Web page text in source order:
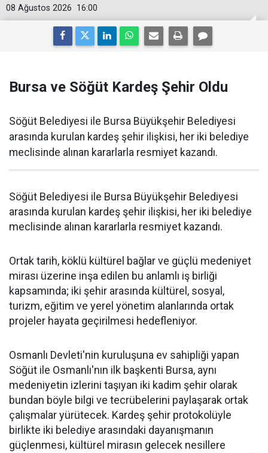
16:00
08 Ağustos 2026
Bursa ve Söğüt Kardeş Şehir Oldu
Söğüt Belediyesi ile Bursa Büyükşehir Belediyesi
arasında kurulan kardeş şehir ilişkisi, her iki belediye
meclisinde alınan kararlarla resmiyet kazandı.
Söğüt Belediyesi ile Bursa Büyükşehir Belediyesi
arasında kurulan kardeş şehir ilişkisi, her iki belediye
meclisinde alınan kararlarla resmiyet kazandı.
Ortak tarih, köklü kültürel bağlar ve güçlü medeniyet
mirası üzerine inşa edilen bu anlamlı iş birliği
kapsamında; iki şehir arasında kültürel, sosyal,
turizm, eğitim ve yerel yönetim alanlarında ortak
projeler hayata geçirilmesi hedefleniyor.
Osmanlı Devleti'nin kuruluşuna ev sahipliği yapan
Söğüt ile Osmanlı'nın ilk başkenti Bursa, aynı
medeniyetin izlerini taşıyan iki kadim şehir olarak
bundan böyle bilgi ve tecrübelerini paylaşarak ortak
çalışmalar yürütecek. Kardeş şehir protokolüyle
birlikte iki belediye arasındaki dayanışmanın
güçlenmesi, kültürel mirasın gelecek nesillere